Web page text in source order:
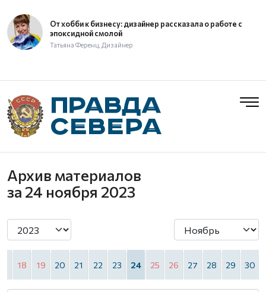
От хобби к бизнесу: дизайнер рассказала о работе с
эпоксидной смолой
Татьяна Ференц, Дизайнер
Архив материалов
за 24 ноября 2023
18 19 20 21 22 23 24 25 26 27 28 29 30